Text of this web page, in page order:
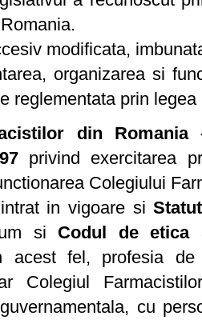
modificata,
organizarea si
reglementata prin legea
din Romania
privind exercitarea
Colegiului
in vigoare si
si Codul de etica
acest fel, profesia
Colegiul
cu